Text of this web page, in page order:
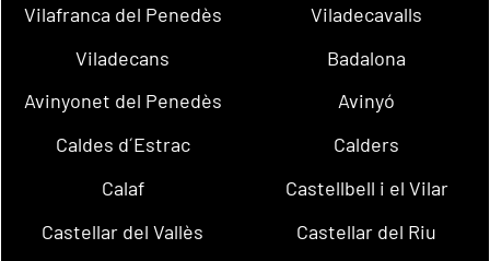
Vilafranca del Penedès
Viladecavalls
Viladecans
Badalona
Avinyonet del Penedès
Avinyó
Caldes d´Estrac
Calders
Calaf
Castellbell i el Vilar
Castellar del Vallès
Castellar del Riu